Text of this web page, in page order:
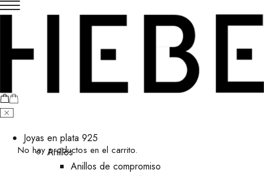
No hay productos en el carrito.
Joyas en plata 925
Anillos
Anillos de compromiso